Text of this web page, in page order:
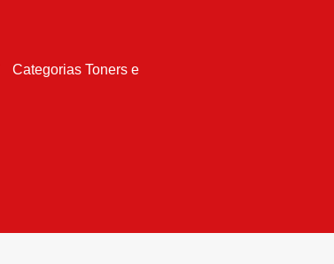
Categorias Toners e